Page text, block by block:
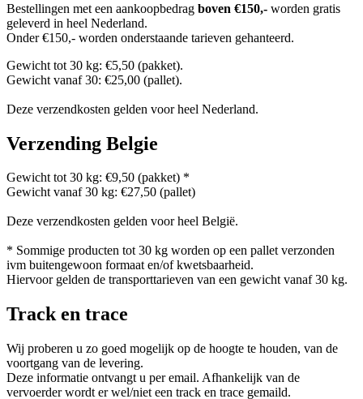
Bestellingen met een aankoopbedrag boven €150,- worden gratis
geleverd in heel Nederland.
Onder €150,- worden onderstaande tarieven gehanteerd.
Gewicht tot 30 kg: €5,50 (pakket).
Gewicht vanaf 30: €25,00 (pallet).
Deze verzendkosten gelden voor heel Nederland.
Verzending Belgie
Gewicht tot 30 kg: €9,50 (pakket) *
Gewicht vanaf 30 kg: €27,50 (pallet)
Deze verzendkosten gelden voor heel België.
* Sommige producten tot 30 kg worden op een pallet verzonden
ivm buitengewoon formaat en/of kwetsbaarheid.
Hiervoor gelden de transporttarieven van een gewicht vanaf 30 kg.
Track en trace
Wij proberen u zo goed mogelijk op de hoogte te houden, van de
voortgang van de levering.
Deze informatie ontvangt u per email. Afhankelijk van de
vervoerder wordt er wel/niet een track en trace gemaild.